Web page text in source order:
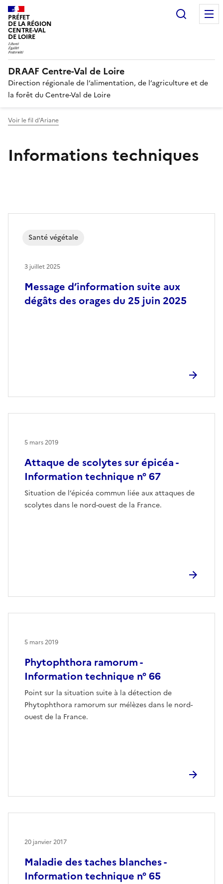
PRÉFET
DE LA RÉGION
CENTRE-VAL
DE LOIRE
DRAAF Centre-Val de Loire
Direction régionale de l’alimentation, de l’agriculture et de
la forêt du Centre-Val de Loire
Voir le fil d'Ariane
Informations techniques
Message d’information suite aux
dégâts des orages du 25 juin 2025
Santé végétale
3 juillet 2025
Attaque de scolytes sur épicéa -
Information technique n° 67
Situation de l’épicéa commun liée aux attaques de
scolytes dans le nord-ouest de la France.
5 mars 2019
Phytophthora ramorum -
Information technique n° 66
Point sur la situation suite à la détection de
Phytophthora ramorum sur mélèzes dans le nord-
ouest de la France.
5 mars 2019
Maladie des taches blanches -
Information technique n° 65
20 janvier 2017